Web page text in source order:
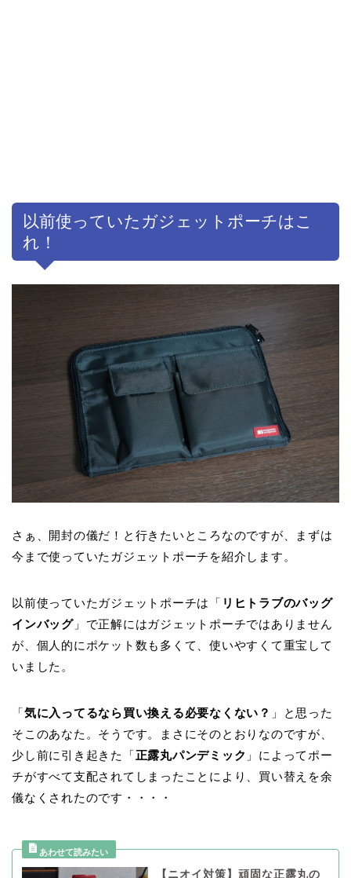
以前使っていたガジェットポーチはこ
れ！
さぁ、開封の儀だ！と行きたいところなのですが、まずは
今まで使っていたガジェットポーチを紹介します。
以前使っていたガジェットポーチは「 リヒトラブのバッグ
インバッグ」で正解にはガジェットポーチではありません
が、個人的にポケット数も多くて、使いやすくて重宝して
いました。
「気に入ってるなら買い換える必要なくない？ 」と思った
そこのあなた。そうです。まさにそのとおりなのですが、
少し前に引き起きた「正露丸パンデミック 」によってポー
チがすべて支配されてしまったことにより、買い替えを余
儀なくされたのです・・・・
【ニオイ対策】頑固な正露丸の